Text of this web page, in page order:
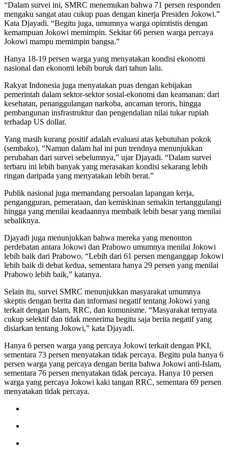
“Dalam survei ini, SMRC menemukan bahwa 71 persen responden
mengaku sangat atau cukup puas dengan kinerja Presiden Jokowi.”
Kata Djayadi. “Begitu juga, umumnya warga opimtistis dengan
kemampuan Jokowi memimpin. Sekitar 66 persen warga percaya
Jokowi mampu memimpin bangsa.”
Hanya 18-19 persen warga yang menyatakan kondisi ekonomi
nasional dan ekonomi lebih buruk dari tahun lalu.
Rakyat Indonesia juga menyatakan puas dengan kebijakan
pemerintah dalam sektor-sektor sosial-ekonomi dan keamanan: dari
kesehatan, penanggulangan narkoba, ancaman teroris, hingga
pembangunan insfrastruktur dan pengendalian nilai tukar rupiah
terhadap US dollar.
Yang masih kurang positif adalah evaluasi atas kebutuhan pokok
(sembako). “Namun dalam hal ini pun trendnya menunjukkan
perubahan dari survei sebelumnya,” ujar Djayadi. “Dalam survei
terbaru ini lebih banyak yang merasakan kondisi sekarang lebih
ringan daripada yang menyatakan lebih berat.”
Publik nasional juga memandang persoalan lapangan kerja,
pengangguran, pemerataan, dan kemiskinan semakin tertanggulangi
hingga yang menilai keadaannya membaik lebih besar yang menilai
sebaliknya.
Djayadi juga menunjukkan bahwa mereka yang menonton
perdebatan antara Jokowi dan Prabowo umumnya menilai Jokowi
lebih baik dari Prabowo. “Lebih dari 61 persen menganggap Jokowi
lebih baik di debat kedua, sementara hanya 29 persen yang menilai
Prabowo lebih baik,” katanya.
Selain itu, survei SMRC menunjukkan masyarakat umumnya
skeptis dengan berita dan informasi negatif tentang Jokowi yang
terkait dengan Islam, RRC, dan komunisme. “Masyarakat ternyata
cukup selektif dan tidak menerima begitu saja berita negatif yang
disiarkan tentang Jokowi,” kata Djayadi.
Hanya 6 persen warga yang percaya Jokowi terkait dengan PKI,
sementara 73 persen menyatakan tidak percaya. Begitu pula hanya 6
persen warga yang percaya dengan berita bahwa Jokowi anti-Islam,
sementara 76 persen menyatakan tidak percaya. Hanya 10 persen
warga yang percaya Jokowi kaki tangan RRC, sementara 69 persen
menyatakan tidak percaya.